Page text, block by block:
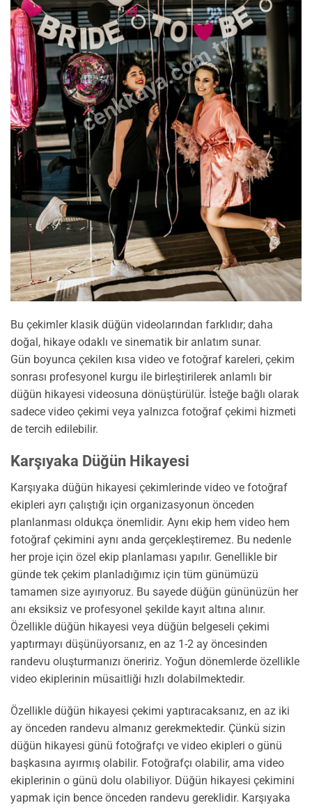
cenkkaya.com.tr
Bu çekimler klasik düğün videolarından farklıdır; daha
doğal, hikaye odaklı ve sinematik bir anlatım sunar.
Gün boyunca çekilen kısa video ve fotoğraf kareleri, çekim
sonrası profesyonel kurgu ile birleştirilerek anlamlı bir
düğün hikayesi videosuna dönüştürülür. İsteğe bağlı olarak
sadece video çekimi veya yalnızca fotoğraf çekimi hizmeti
de tercih edilebilir.
Karşıyaka Düğün Hikayesi
Karşıyaka düğün hikayesi çekimlerinde video ve fotoğraf
ekipleri ayrı çalıştığı için organizasyonun önceden
planlanması oldukça önemlidir. Aynı ekip hem video hem
fotoğraf çekimini aynı anda gerçekleştiremez. Bu nedenle
her proje için özel ekip planlaması yapılır. Genellikle bir
günde tek çekim planladığımız için tüm günümüzü
tamamen size ayırıyoruz. Bu sayede düğün gününüzün her
anı eksiksiz ve profesyonel şekilde kayıt altına alınır.
Özellikle düğün hikayesi veya düğün belgeseli çekimi
yaptırmayı düşünüyorsanız, en az 1-2 ay öncesinden
randevu oluşturmanızı öneririz. Yoğun dönemlerde özellikle
video ekiplerinin müsaitliği hızlı dolabilmektedir.
Özellikle düğün hikayesi çekimi yaptıracaksanız, en az iki
ay önceden randevu almanız gerekmektedir. Çünkü sizin
düğün hikayesi günü fotoğrafçı ve video ekipleri o günü
başkasına ayırmış olabilir. Fotoğrafçı olabilir, ama video
ekiplerinin o günü dolu olabiliyor. Düğün hikayesi çekimini
yapmak için bence önceden randevu gereklidir. Karşıyaka